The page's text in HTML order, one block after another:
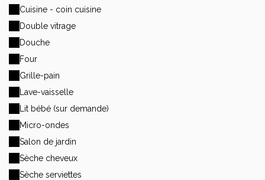
Cuisine - coin cuisine
Double vitrage
Douche
Four
Grille-pain
Lave-vaisselle
Lit bébé (sur demande)
Micro-ondes
Salon de jardin
Sèche cheveux
Sèche serviettes